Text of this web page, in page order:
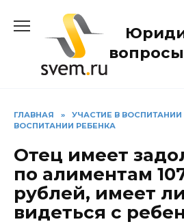
содержанию
ГЛАВНАЯ » УЧАСТИЕ В ВОСПИТАНИИ
ВОСПИТАНИИ РЕБЕНКА
Отец имеет
по алиментам
рублей, имеет
видеться с